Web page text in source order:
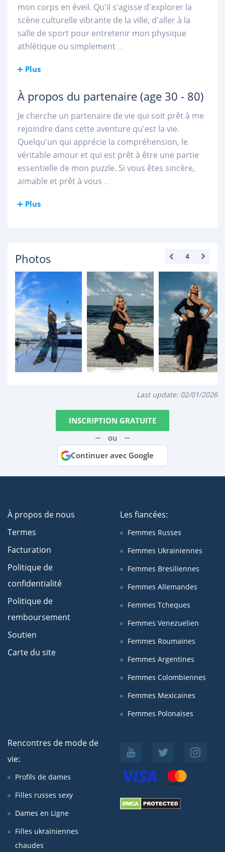
mon corps en éveil. Qu'il s'agisse d'explorer la
scène culturelle vibrante de la ville, d'aller à la
salle de sport pour entretenir mon physique
athlétique ou simplement...
Plus
À propos du partenaire (age 30 - 80)
Je cherche un partenaire de vie qui soit prêt à me
rejoindre dans cette aventure qu'est la vie.
Quelqu'un qui apprécie la compréhension, le
véritable amour et qui est prêt à être une partie
essentielle de mon puzzle. Si vous êtes sincère,
aimable et prêt à vous ...
Plus
Photos 4
Last update: 02/01/2026
INSCRIPTION GRATUITE
ou
Continuer avec Google
À propos de nous
Termes
Facturation
Politique de
confidentialité
Politique de
remboursement
Soutien
Carte du site
Les fiancées:
Femmes Russes
Femmes Ukrainiennes
Femmes Bresiliennes
Femmes Allemandes
Femmes Tcheques
Femmes Venezuelien
Femmes Roumaines
Femmes Argentines
Femmes Colombiennes
Femmes Mexicaines
Femmes Polonaises
Rencontres de mode de
vie:
Profils de dames
Filles russes sexy
Dames en Ligne
Filles ukrainiennes
chaudes